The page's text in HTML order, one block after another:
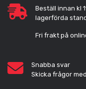
Beställ innan kl
lagerförda
Fri frakt på
Snabba svar
Skicka frågor